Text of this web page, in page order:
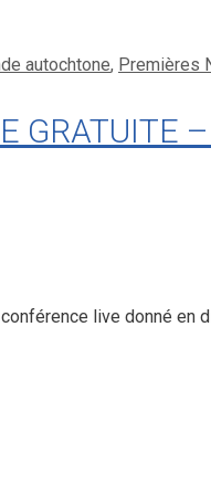
autochtone, Premières
GRATUITE
live donné